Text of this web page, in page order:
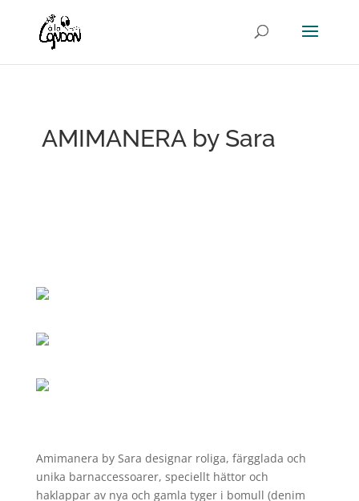
AMIMANERA by Sara
Amimanera by Sara designar roliga, färgglada och
unika barnaccessoarer, speciellt hättor och
haklappar av nya och gamla tyger i bomull (denim